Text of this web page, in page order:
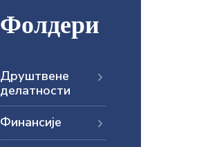
Фолдери
Друштвене
делатности
Финансије